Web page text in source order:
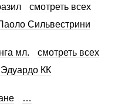
смотреть всех
Сильвестрини
мл.
смотреть всех
Эдуардо КК
…